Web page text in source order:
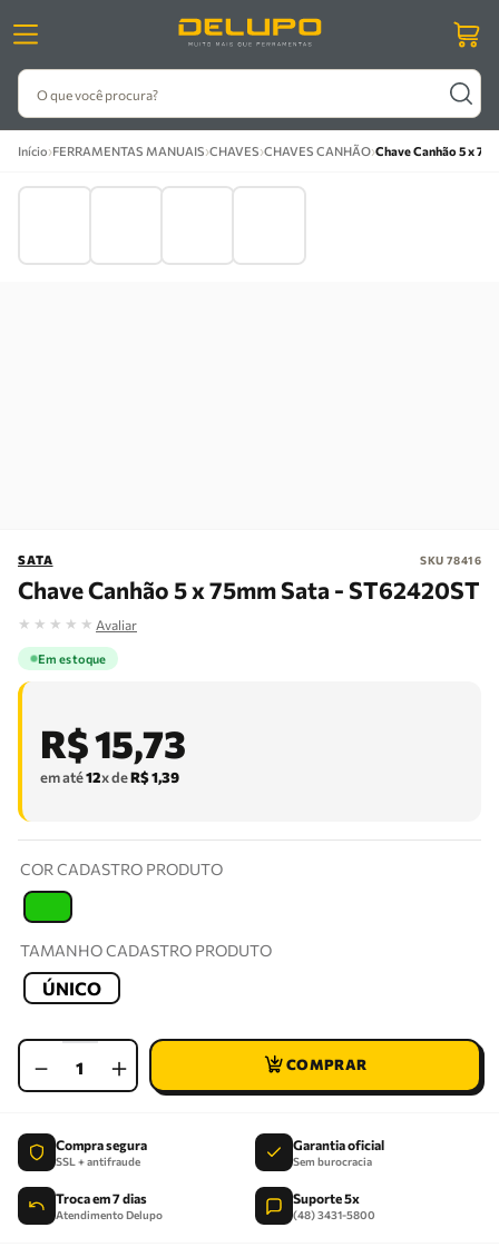
O que você procura?
Início›FERRAMENTAS MANUAIS›CHAVES›CHAVES CANHÃO›Chave Canhão 5 x
SATA SKU 78416
Chave Canhão 5 x 75mm Sata - ST62420ST
★ ★ ★ ★ ★ Avaliar
Em estoque
R$15,73
em até12x deR$1,39
COR CADASTRO PRODUTO
TAMANHO CADASTRO PRODUTO
ÚNICO
＋
－
Compra segura
SSL + antifraude
Garantia oficial
Sem burocracia
Troca em 7 dias
Atendimento Delupo
Suporte 5x
(48) 3431-5800